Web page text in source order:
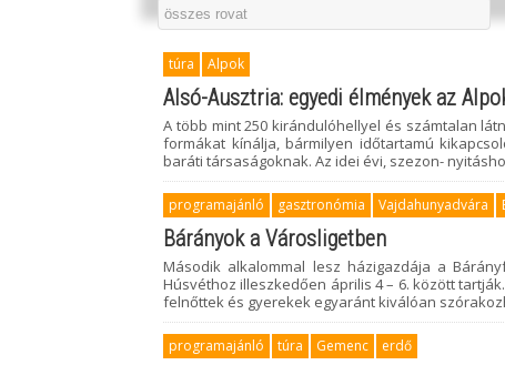
túra Alpok
Alsó-Ausztria: egyedi élmények az
A több mint 250 kirándulóhellyel és számtalan
formákat kínálja, bármilyen időtartamú
baráti társaságoknak. Az idei évi, szezon-
programajánló gasztronómia Vajdahunyadvára
Bárányok a Városligetben
Második alkalommal lesz házigazdája a
Húsvéthoz illeszkedően április 4 – 6. között
felnőttek és gyerekek egyaránt kiválóan
programajánló túra Gemenc erdő